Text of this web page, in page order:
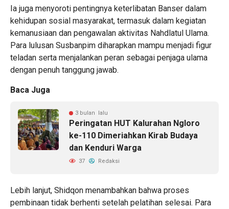
Ia juga menyoroti pentingnya keterlibatan Banser dalam
kehidupan sosial masyarakat, termasuk dalam kegiatan
kemanusiaan dan pengawalan aktivitas Nahdlatul Ulama.
Para lulusan Susbanpim diharapkan mampu menjadi figur
teladan serta menjalankan peran sebagai penjaga ulama
dengan penuh tanggung jawab.
Baca Juga
3 bulan lalu
Peringatan HUT Kalurahan Ngloro
ke-110 Dimeriahkan Kirab Budaya
dan Kenduri Warga
37 Redaksi
Lebih lanjut, Shidqon menambahkan bahwa proses
pembinaan tidak berhenti setelah pelatihan selesai. Para